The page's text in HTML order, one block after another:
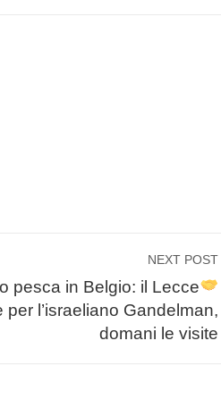
NEXT POST
pesca in Belgio: il Lecce
per l’israeliano Gandelman,
domani le visite